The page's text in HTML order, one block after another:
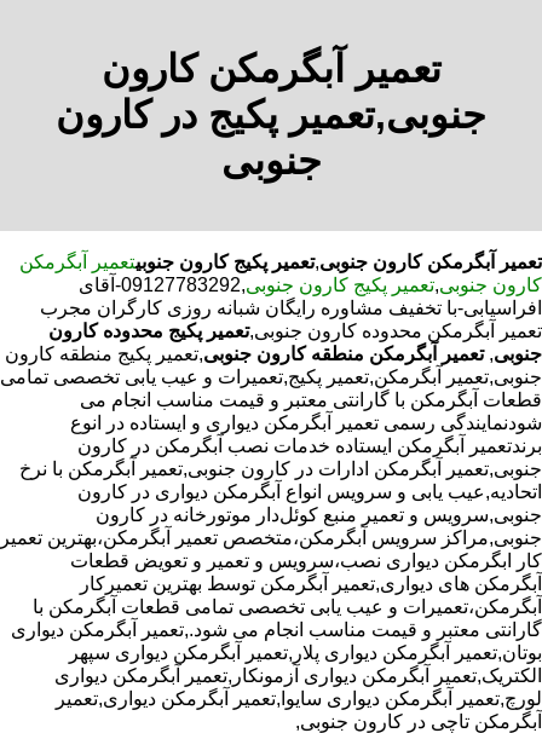
تعمیر آبگرمکن کارون
جنوبی,تعمیر پکیج در کارون
جنوبی
تعمیر آبگرمکن کارون جنوبی,تعمیر پکیج کارون جنوبیتعمیر آبگرمکن
کارون جنوبی,تعمیر پکیج کارون جنوبی
,09127783292-آقای
افراسیابی-با تخفیف مشاوره رایگان شبانه روزی کارگران مجرب
تعمیر آبگرمکن محدوده کارون جنوبی,تعمیر پکیج محدوده کارون
جنوبی, تعمیر آبگرمکن منطقه کارون جنوبی,تعمیر پکیج منطقه کارون
جنوبی,تعمیر آبگرمکن,تعمیر پکیج,تعمیرات و عیب یابی تخصصی تمامی
قطعات آبگرمکن با گارانتی معتبر و قیمت مناسب انجام می
شودنمایندگی رسمی تعمیر آبگرمکن دیواری و ایستاده در انوع
برندتعمیر آبگرمکن ایستاده خدمات نصب آبگرمکن در کارون
جنوبی,تعمیر آبگرمکن ادارات در کارون جنوبی,تعمیر آبگرمکن با نرخ
اتحادیه,عیب یابی و سرویس انواع آبگرمکن دیواری در کارون
جنوبی,سرویس و تعمیر منبع کوئل‌دار موتورخانه در کارون
جنوبی,مراکز سرویس آبگرمکن،متخصص تعمیر آبگرمکن،بهترین تعمیر
کار ابگرمکن دیواری نصب،سرویس و تعمیر و تعویض قطعات
آبگرمکن های دیواری,تعمیر آبگرمکن توسط بهترین تعمیرکار
آبگرمکن،تعمیرات و عیب یابی تخصصی تمامی قطعات آبگرمکن با
گارانتی معتبر و قیمت مناسب انجام می شود.,تعمیر آبگرمکن دیواری
بوتان,تعمیر آبگرمکن دیواری پلار,تعمیر آبگرمکن دیواری سپهر
الکتریک,تعمیر آبگرمکن دیواری آزمونکار,تعمیر آبگرمکن دیواری
لورچ,تعمیر آبگرمکن دیواری سایوا,تعمیر آبگرمکن دیواری,تعمیر
آبگرمکن تاچی در کارون جنوبی,